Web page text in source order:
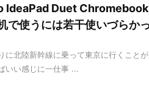
IdeaPad Duet
で使うには若干使いづらか
に北陸新幹線に乗って東京に行くことが
いい感じに一仕事 ...